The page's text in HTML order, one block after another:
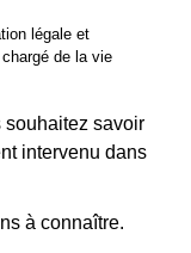
légale et
de la vie
souhaitez savoir
intervenu dans
à connaître.